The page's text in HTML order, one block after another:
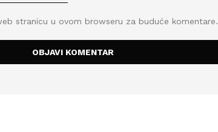
stranicu u ovom browseru za buduće komentare.